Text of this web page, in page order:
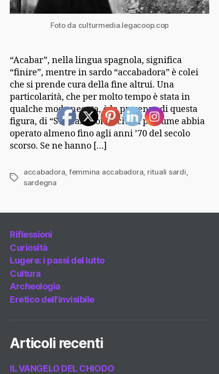
Foto da culturmedia.legacoop.cop
“Acabar”, nella lingua spagnola, significa
“finire”, mentre in sardo “accabadora” è colei
che si prende cura della fine altrui. Una
particolarità, che per molto tempo è stata in
qualche modo negata, è la presenza di questa
figura, di “S’Accabadora“, che si presume abbia
operato almeno fino agli anni ’70 del secolo
scorso. Se ne hanno […]
Tag
accabadora femmina accabadora rituali sardi
sardegna
Riflessioni
Curiosità
Lugere: i passi del lutto
Cultura
Archeologia
Eretico dell’invisibile
Articoli recenti
IL VANGELO DEL CHIODO